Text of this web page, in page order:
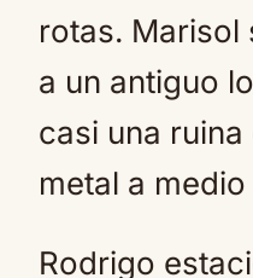
rotas. Marisol
a un antiguo
casi una
metal a medio
Rodrigo